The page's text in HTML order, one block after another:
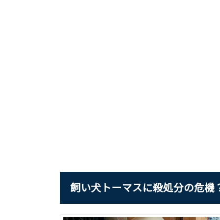
飼い犬トーマスに殺処分の危機